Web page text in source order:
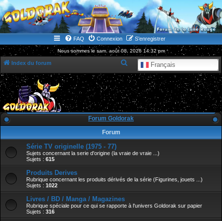
WWW.GOLDORAKGO.COM
le site de la Lune Rouge
FAQ Connexion S’enregistrer
Nous sommes le sam. août 08, 2026 14:32 pm
Index du forum Français
e
c
h
r
Forum Goldorak
Forum
Série TV originelle (1975 - 77)
Sujets concernant la serie d'origine (la vraie de vraie ...)
Sujets : 615
Produits Derives
Rubrique concernant les produits dérivés de la série (Figurines, jouets ...)
Sujets : 1022
Livres / BD / Manga / Magazines
Rubrique spéciale pour ce qui se rapporte à l'univers Goldorak sur papier
Sujets : 316